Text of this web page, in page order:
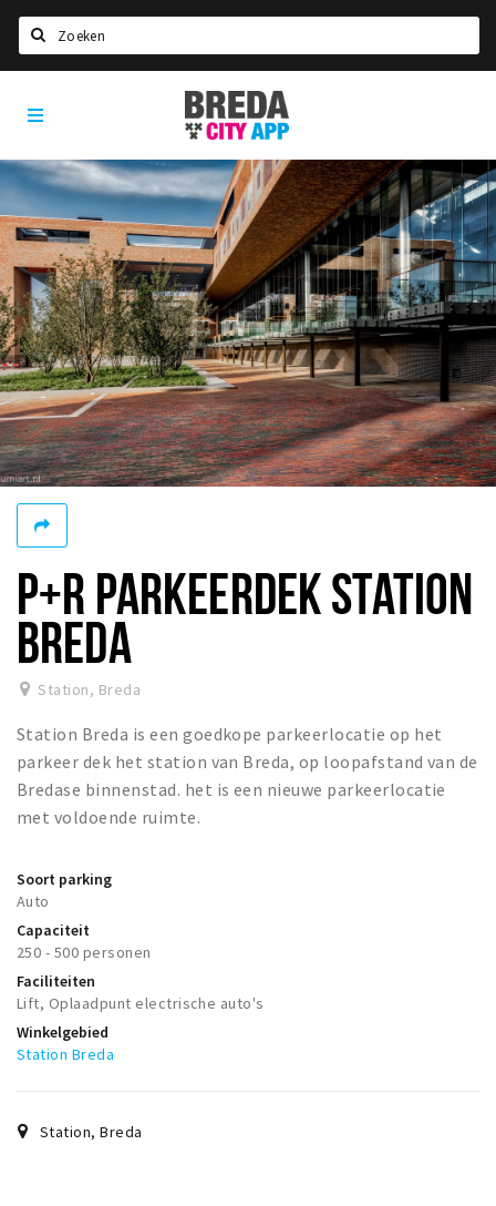
Home
Agenda
Deals
Party pics
Nieuws, interviews & blogs
Eten
Drinken
Slapen
Recreatief
Winkels
Winkelgebieden
Bezienswaardigheden
Musea, theaters & podia
Uitjes & activiteiten
Toeristische routes
Natuurgebieden
Baroniepoorten
Privacy
Inloggen
Breda
City
App
P+R PARKEERDEK STATION
BREDA
Station, Breda
Station Breda is een goedkope parkeerlocatie op het
parkeer dek het station van Breda, op loopafstand van de
Bredase binnenstad. het is een nieuwe parkeerlocatie
met voldoende ruimte.
Soort parking
Auto
Capaciteit
250 - 500 personen
Faciliteiten
Lift, Oplaadpunt electrische auto's
Winkelgebied
Station Breda
Station,Breda